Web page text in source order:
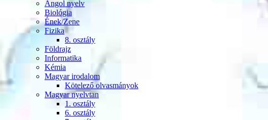
Angol nyelv
Biológia
Ének/Zene
Fizika
8. osztály
Földrajz
Informatika
Kémia
Magyar irodalom
Kötelező olvasmányok
Magyar nyelvtan
1. osztály
6. osztály